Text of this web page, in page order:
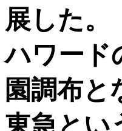
展した。
ハワード
園調布と